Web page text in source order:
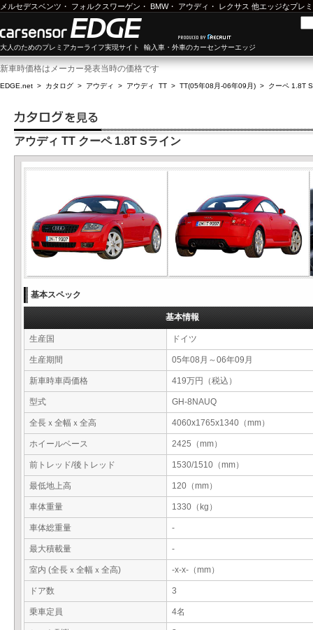
メルセデスベンツ ・ フォルクスワーゲン ・ BMW・ アウディ ・ レクサス 他エッジなプレ
大人のためのプレミアカーライフ実現サイト 輸入車・外車のカーセンサーエッジ
新車時価格はメーカー発表当時の価格です
EDGE.net > カタログ > アウディ > アウディ TT > TT(05年08月-06年09月) > クーペ 1.8T
アウディ TT クーペ 1.8T Sライン
基本スペック
基本情報
生産国 ドイツ
生産期間 05年08月～06年09月
新車時車両価格 419万円（税込）
型式 GH-8NAUQ
全長ｘ全幅ｘ全高 4060x1765x1340（mm）
ホイールベース 2425（mm）
前トレッド/後トレッド 1530/1510（mm）
最低地上高 120（mm）
車体重量 1330（kg）
車体総重量 -
最大積載量 -
室内 (全長ｘ全幅ｘ全高) -x-x-（mm）
ドア数 3
乗車定員 4名